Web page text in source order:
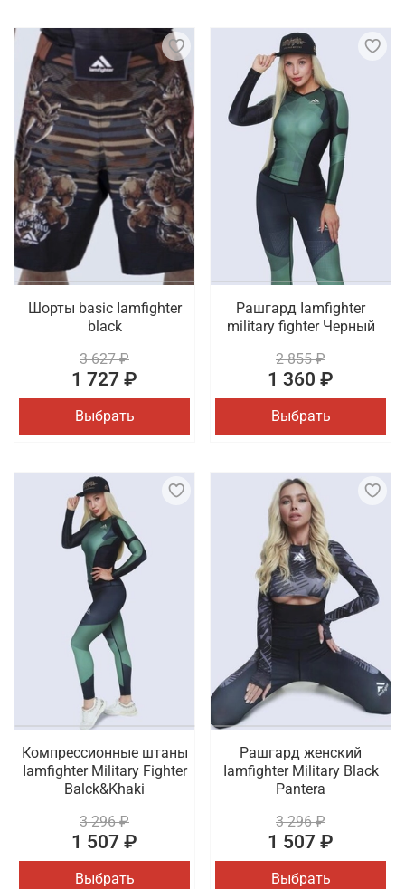
Шорты basic Iamfighter
black
3 627 ₽
1 727 ₽
Выбрать
Рашгард Iamfighter
military fighter Черный
2 855 ₽
1 360 ₽
Выбрать
Компрессионные штаны
Iamfighter Military Fighter
Balck&Khaki
3 296 ₽
1 507 ₽
Выбрать
Рашгард женский
Iamfighter Military Black
Pantera
3 296 ₽
1 507 ₽
Выбрать